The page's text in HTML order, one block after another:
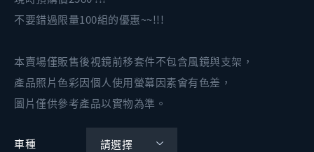
不要錯過限量100組的優惠~~!!!
本賣場僅販售後視鏡前移套件不包含風鏡與支架，
產品照片色彩因個人使用螢幕因素會有色差，
圖片僅供參考產品以實物為準。
車種